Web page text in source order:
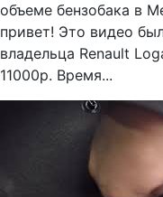
объеме бензобака в
привет! Это видео
владельца Renault
11000р. Время...